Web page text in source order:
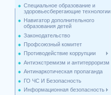
Специальное образование и
здоровьесберегающие технологии
Навигатор дополнительного
образования детей
Законодательство
Профсоюзный комитет
Противодействие коррупции
Антиэкстремизм и антитерроризм
Антинаркотическая пропаганда
ГО ЧС И Безопасность
Информационная безопасность